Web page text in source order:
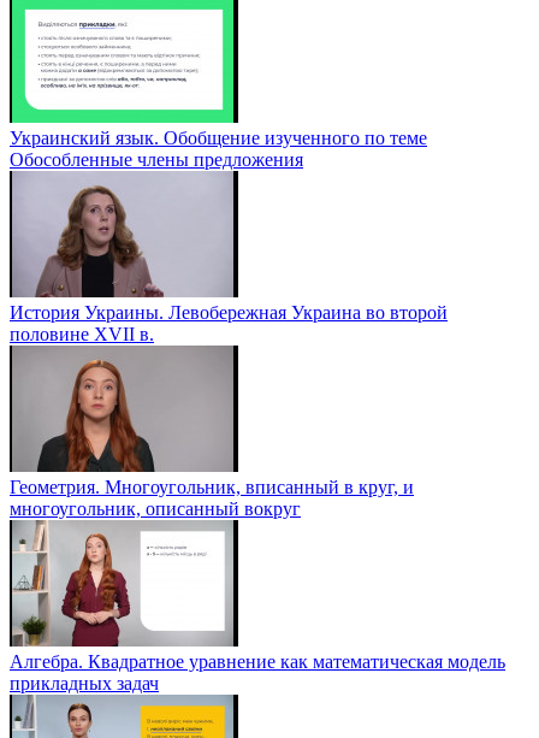
Украинский язык. Обобщение изученного по теме
Обособленные члены предложения
История Украины. Левобережная Украина во второй
половине XVII в.
Геометрия. Многоугольник, вписанный в круг, и
многоугольник, описанный вокруг
Алгебра. Квадратное уравнение как математическая модель
прикладных задач